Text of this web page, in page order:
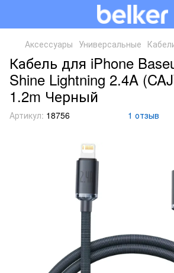
Аксессуары Универсальные
Кабель для iPhone
Shine Lightning 2.4A
1.2m Черный
Артикул: 18756 1 отзыв